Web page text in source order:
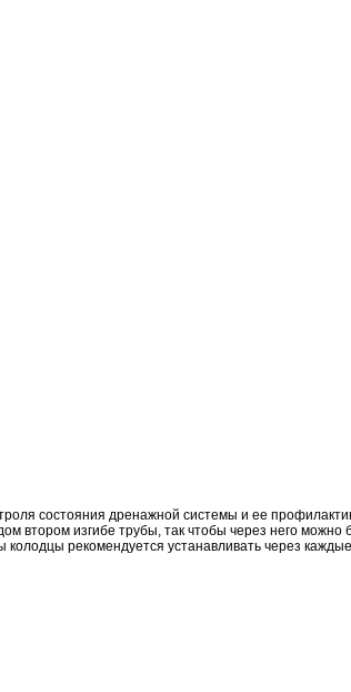
состояния дренажной системы и ее
втором изгибе трубы, так чтобы через него
рекомендуется устанавливать через